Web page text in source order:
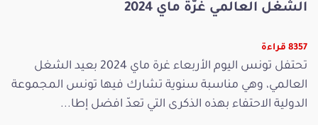
الشغل العالمي غرّة ماي 2024
8357 قراءة
تحتفل تونس اليوم الأربعاء غرة ماي 2024 بعيد الشغل
العالمي، وهي مناسبة سنوية تشارك فيها تونس المجموعة
الدولية الاحتفاء بهذه الذكرى التي تعدّ افضل إطا...